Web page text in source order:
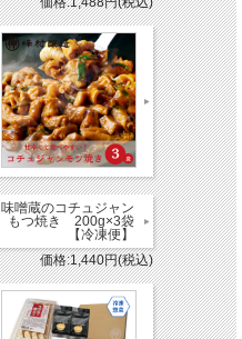
味噌蔵のコチュジャン
もつ焼き 200g×3袋
【冷凍便】
価格:1,440円(税込)